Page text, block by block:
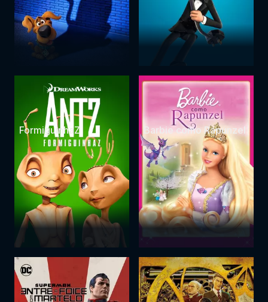
FormiguinhaZ Barbie como Rapunzel